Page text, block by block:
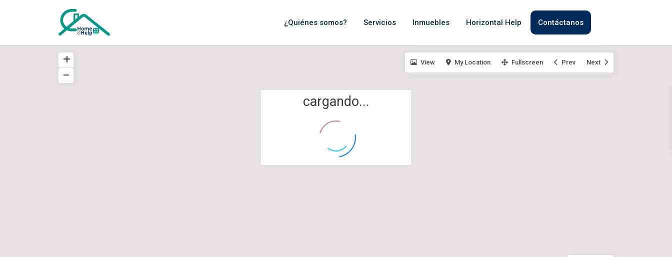
¿Quiénes somos? Servicios Inmuebles Horizontal Help Contáctanos
cargando...
View My Location Fullscreen Prev Next